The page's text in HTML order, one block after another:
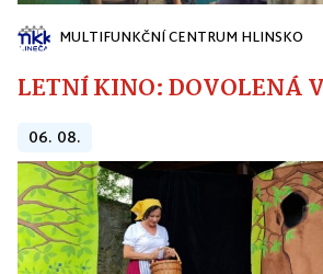
MULTIFUNKČNÍ CENTRUM HLINSKO
LETNÍ KINO: DOVOLENÁ V
06. 08.